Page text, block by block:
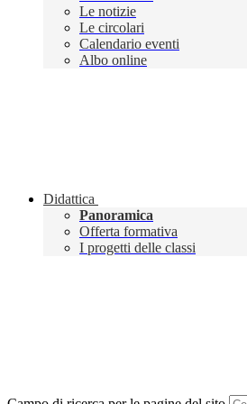
Le notizie
Le circolari
Calendario eventi
Albo online
Didattica
Panoramica
Offerta formativa
I progetti delle classi